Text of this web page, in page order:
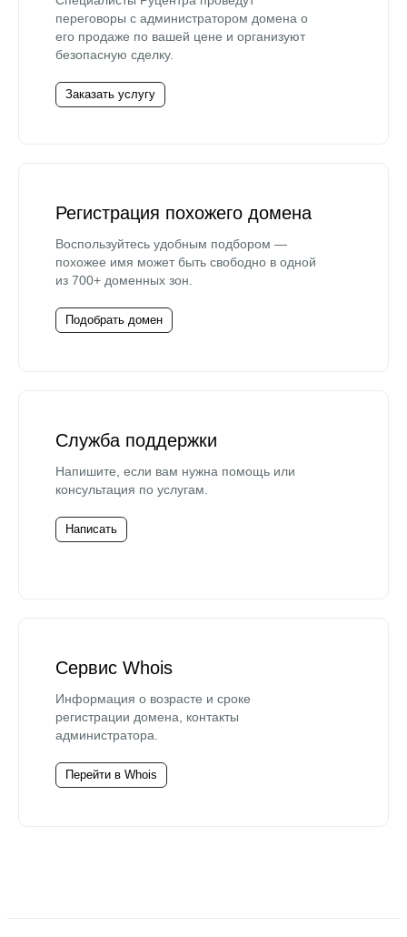
переговоры с администратором домена о
его продаже по вашей цене и организуют
безопасную сделку.
Заказать услугу
Регистрация похожего домена
Воспользуйтесь удобным подбором —
похожее имя может быть свободно в одной
из 700+ доменных зон.
Подобрать домен
Служба поддержки
Напишите, если вам нужна помощь или
консультация по услугам.
Написать
Сервис Whois
Информация о возрасте и сроке
регистрации домена, контакты
администратора.
Перейти в Whois